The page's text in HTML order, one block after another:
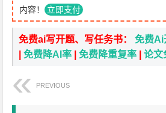
内容！ 立即支付
免费ai写开题、写任务书：免费Ai
|免费降AI率 |免费降重复率 |论文
PREVIOUS